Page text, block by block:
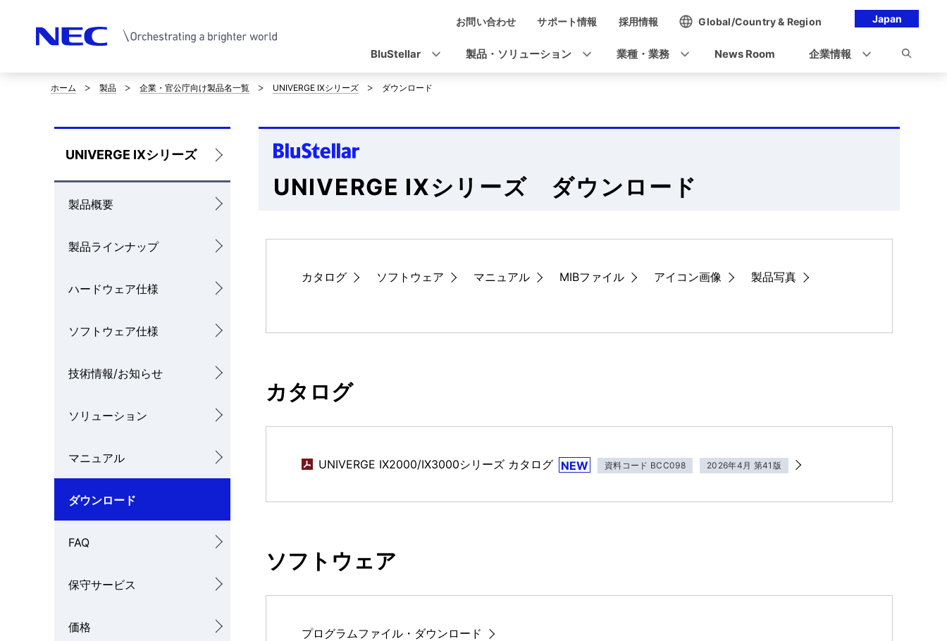
Japan
ゲ
シ
ョ
ン
お問い合わせ サポート情報 採用情報 Global/Country & Region
BluStellar 製品・ソリューション 業種・業務 News Room 企業情報
サ
イ
ト
内
い
ホーム 製品 企業・官公庁向け製品名一覧 UNIVERGE IXシリーズ ダウンロード
ロ
ー
カ
ル
ビ
シ
UNIVERGE IXシリーズ
製品概要
製品ラインナップ
ハードウェア仕様
ソフトウェア仕様
技術情報/お知らせ
ソリューション
マニュアル
ダウンロード
FAQ
保守サービス
価格
UNIVERGE IXシリーズ ダウンロード
カタログ ソフトウェア マニュアル MIBファイル アイコン画像 製品写真
カタログ
UNIVERGE IX2000/IX3000シリーズ カタログ NEW 資料コード BCC098 2026年4月 第41版
ソフトウェア
プログラムファイル・ダウンロード